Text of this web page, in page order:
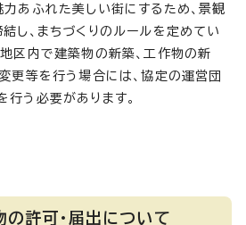
あふれた美しい街にするため、景観
し、まちづくりのルールを定めてい
区内で建築物の新築、工作物の新
更等を行う場合には、協定の運営団
う必要があります。
の許可・届出について